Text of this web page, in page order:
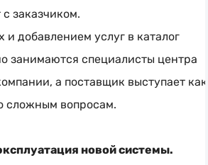
заказчиком.
добавлением услуг в каталог
занимаются специалисты центра
а поставщик выступает как
сложным вопросам.
новой системы.